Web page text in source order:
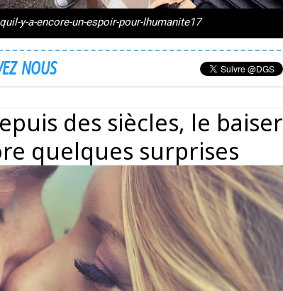
y-a-encore-un-espoir-pour-lhumanite17
NOUS
des siècles, le baiser
quelques surprises